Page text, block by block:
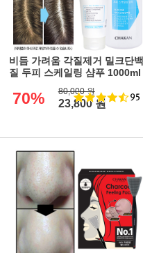
비듬 가려움 각질제거 밀크단백
질 두피 스케일링 샴푸 1000ml
70% 80,000 원
23,800 원